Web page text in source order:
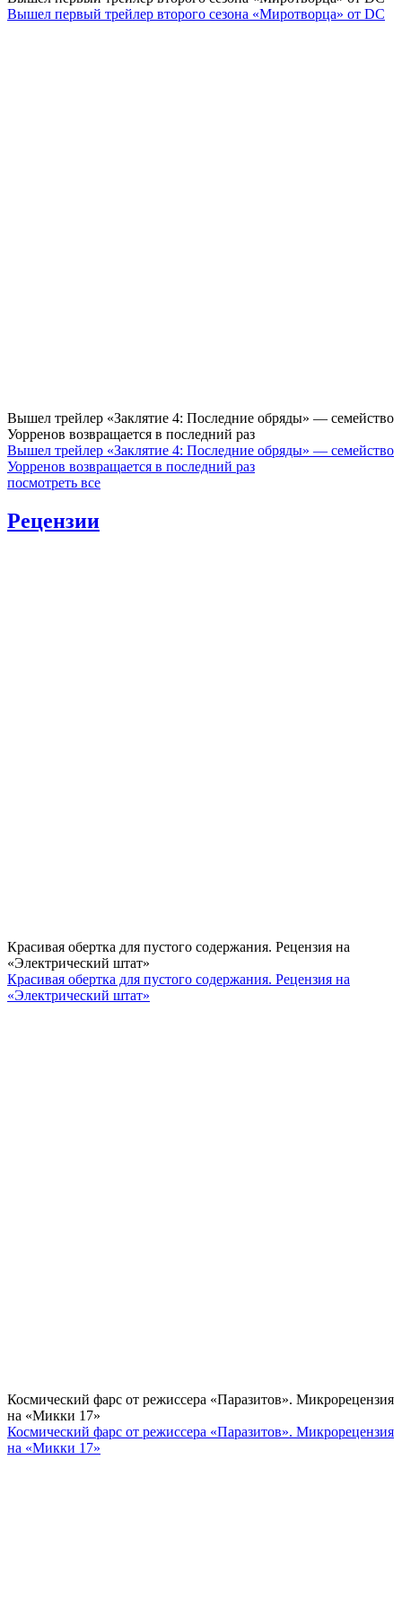
Вышел первый трейлер второго сезона «Миротворца» от DC
Вышел трейлер «Заклятие 4: Последние обряды» — семейство
Уорренов возвращается в последний раз
Вышел трейлер «Заклятие 4: Последние обряды» — семейство
Уорренов возвращается в последний раз
посмотреть все
Рецензии
Красивая обертка для пустого содержания. Рецензия на
«Электрический штат»
Красивая обертка для пустого содержания. Рецензия на
«Электрический штат»
Космический фарс от режиссера «Паразитов». Микрорецензия
на «Микки 17»
Космический фарс от режиссера «Паразитов». Микрорецензия
на «Микки 17»